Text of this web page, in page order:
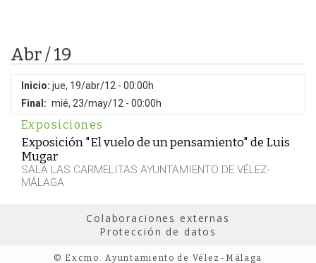
Abr / 19
Inicio: jue, 19/abr/12 - 00:00h
Final: mié, 23/may/12 - 00:00h
Exposiciones
Exposición "El vuelo de un pensamiento" de Luis
Mugar
SALA LAS CARMELITAS AYUNTAMIENTO DE VÉLEZ-
MÁLAGA
Colaboraciones externas
Protección de datos
© Excmo. Ayuntamiento de Vélez-Málaga